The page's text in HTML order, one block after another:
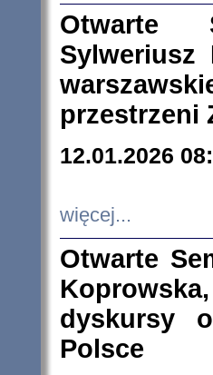
Otwarte
Sylweriusz
przestrzeni
12.01.2026
więcej...
Otwarte
dyskursy
Polsce